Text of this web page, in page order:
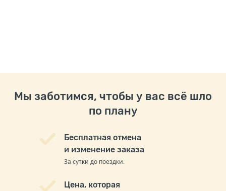
Мы заботимся, чтобы у вас всё шло
по плану
Бесплатная отмена
и изменение заказа
За сутки до поездки.
Цена, которая